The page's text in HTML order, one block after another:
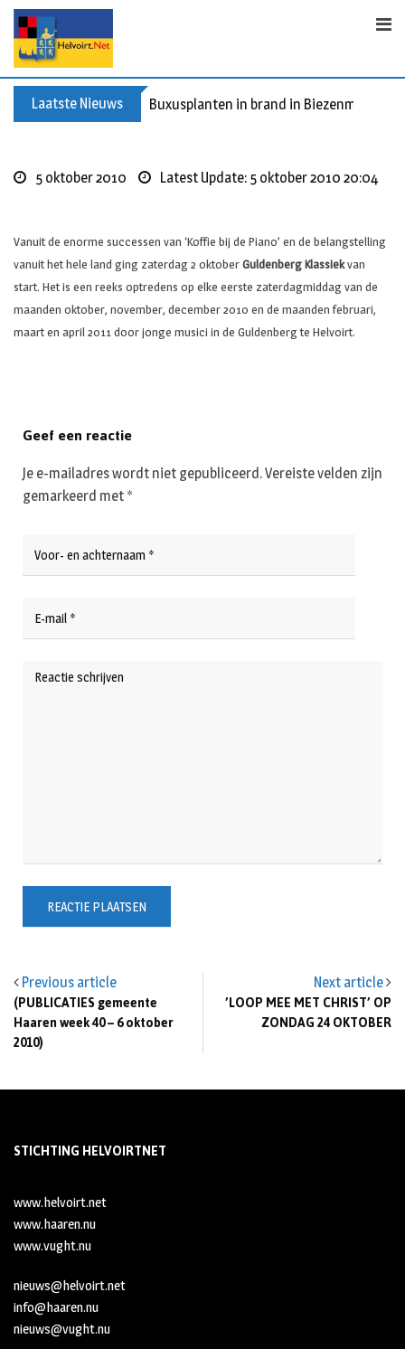
p
Laatste Nieuws Buxusplanten in brand in Biezenmortel,
5 oktober 2010 Latest Update: 5 oktober 2010 20:04
Vanuit de enorme successen van ‘Koffie bij de Piano’ en de belangstelling
vanuit het hele land ging zaterdag 2 oktoberGuldenberg Klassiekvan
start. Het is een reeks optredens op elke eerste zaterdagmiddag van de
maanden oktober, november, december 2010 en de maanden februari,
maart en april 2011 door jonge musici in de Guldenberg te Helvoirt.
Previous article
(PUBLICATIES gemeente
Haaren week 40 – 6 oktober
2010)
Next article
’LOOP MEE MET CHRIST’ OP
ZONDAG 24 OKTOBER
Geef een reactie
Je e-mailadres wordt niet gepubliceerd.Vereiste velden zijn
gemarkeerd met *
STICHTING HELVOIRTNET
www.helvoirt.net
www.haaren.nu
www.vught.nu
nieuws@helvoirt.net
info@haaren.nu
nieuws@vught.nu